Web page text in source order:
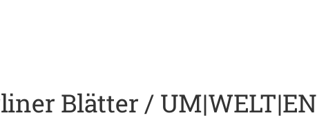
Blätter / UM|WELT|EN